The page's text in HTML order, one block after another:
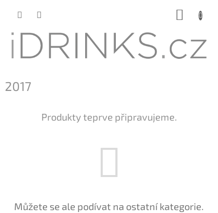
2017
Produkty teprve připravujeme.
Můžete se ale podívat na ostatní kategorie.